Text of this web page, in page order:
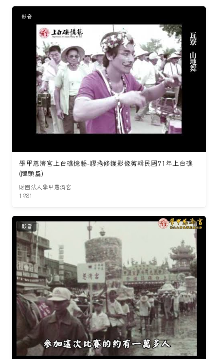
影音
學甲慈濟宮上白礁憶藝-膠捲修護影像剪輯民國71年上白礁
(陣頭篇)
財團法人學甲慈濟宮
1981
影音